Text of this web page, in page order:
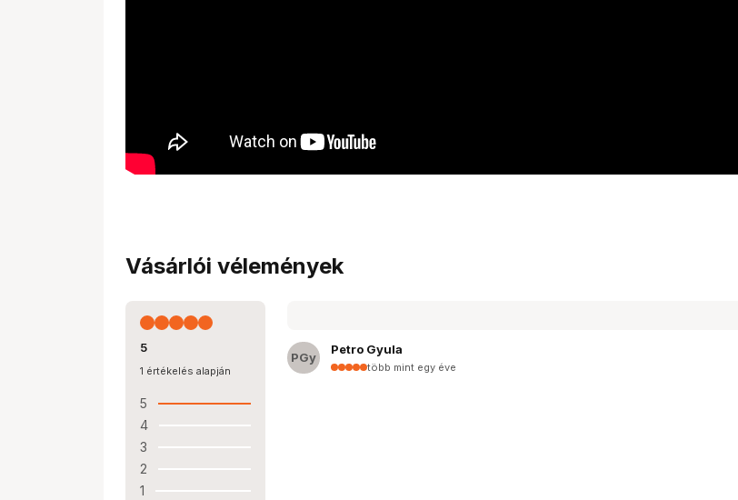
Vásárlói vélemények
5
1 értékelés alapján
5
4
3
2
1
PGy
Petro Gyula
több mint egy éve